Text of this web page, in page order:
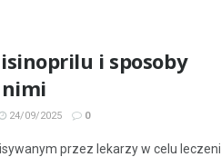
i sposoby
nimi
24/09/2025 0
przez lekarzy w celu